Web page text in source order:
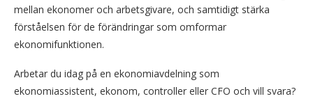
mellan ekonomer och arbetsgivare, och samtidigt stärka
förståelsen för de förändringar som omformar
ekonomifunktionen.
Arbetar du idag på en ekonomiavdelning som
ekonomiassistent, ekonom, controller eller CFO och vill svara?